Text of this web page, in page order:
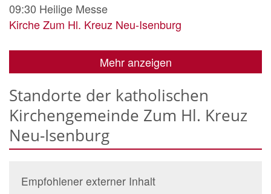
09:30 Heilige Messe
Kirche Zum Hl. Kreuz Neu-Isenburg
Mehr anzeigen
Standorte der katholischen
Kirchengemeinde Zum Hl. Kreuz
Neu-Isenburg
Empfohlener externer Inhalt